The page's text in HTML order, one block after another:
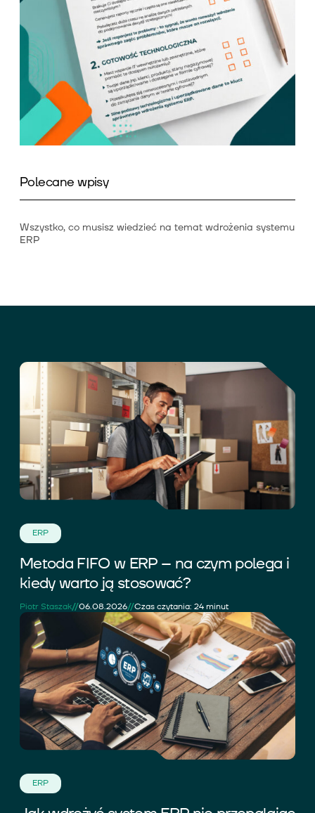
Polecane wpisy
Wszystko, co musisz wiedzieć na temat wdrożenia systemu
ERP
ERP
Metoda FIFO w ERP – na czym polega i
kiedy warto ją stosować?
Piotr Staszak//06.08.2026//Czas czytania: 24 minut
ERP